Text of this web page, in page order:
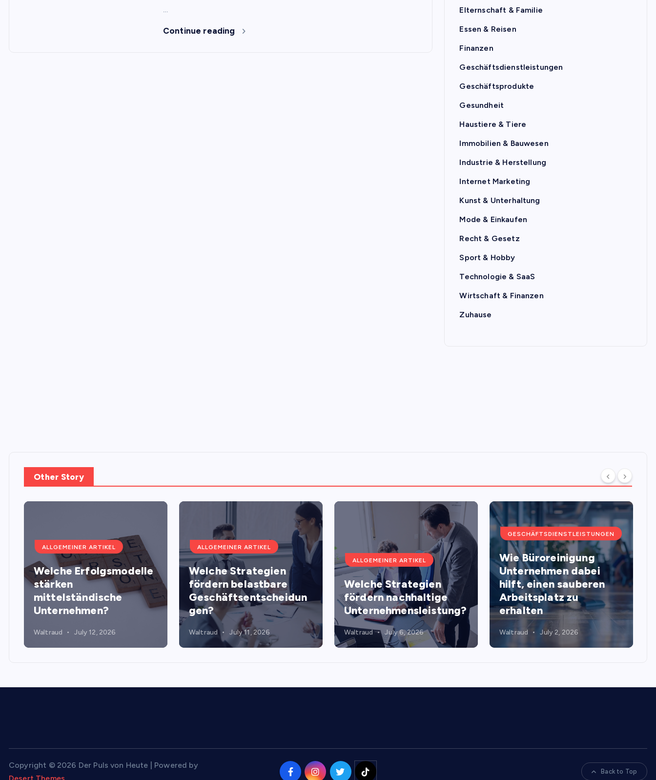
…
Continue reading
Elternschaft & Familie
Essen & Reisen
Finanzen
Geschäftsdienstleistungen
Geschäftsprodukte
Gesundheit
Haustiere & Tiere
Immobilien & Bauwesen
Industrie & Herstellung
Internet Marketing
Kunst & Unterhaltung
Mode & Einkaufen
Recht & Gesetz
Sport & Hobby
Technologie & SaaS
Wirtschaft & Finanzen
Zuhause
Other Story
ALLGEMEINER ARTIKEL
Welche Erfolgsmodelle
stärken
mittelständische
Unternehmen?
Waltraud July 12, 2026
ALLGEMEINER ARTIKEL
Welche Strategien
fördern belastbare
Geschäftsentscheidun
gen?
Waltraud July 11, 2026
ALLGEMEINER ARTIKEL
Welche Strategien
fördern nachhaltige
Unternehmensleistung?
Waltraud July 6, 2026
GESCHÄFTSDIENSTLEISTUNGEN
Wie Büroreinigung
Unternehmen dabei
hilft, einen sauberen
Arbeitsplatz zu
erhalten
Waltraud July 2, 2026
Copyright © 2026 Der Puls von Heute | Powered by
Desert Themes
Back to Top